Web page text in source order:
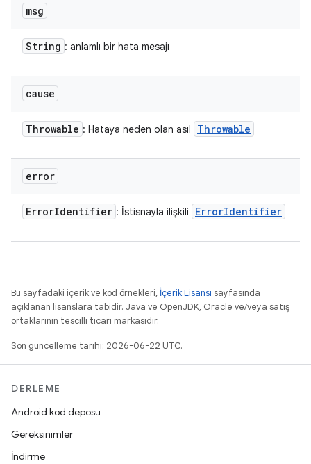
msg
String : anlamlı bir hata mesajı
cause
Throwable : Hataya neden olan asıl Throwable
error
ErrorIdentifier : İstisnayla ilişkili ErrorIdentifier
Bu sayfadaki içerik ve kod örnekleri, İçerik Lisansı sayfasında
açıklanan lisanslara tabidir. Java ve OpenJDK, Oracle ve/veya satış
ortaklarının tescilli ticari markasıdır.
Son güncelleme tarihi: 2026-06-22 UTC.
DERLEME
Android kod deposu
Gereksinimler
İndirme